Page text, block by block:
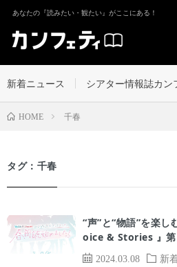
あなたの『読みたい・観たい』がここにある！
新着ニュース シアター情報誌カン
HOME 千春
タグ：千春
2024.03.08 新
“声”と“物語”を楽
oice & Stories 』第